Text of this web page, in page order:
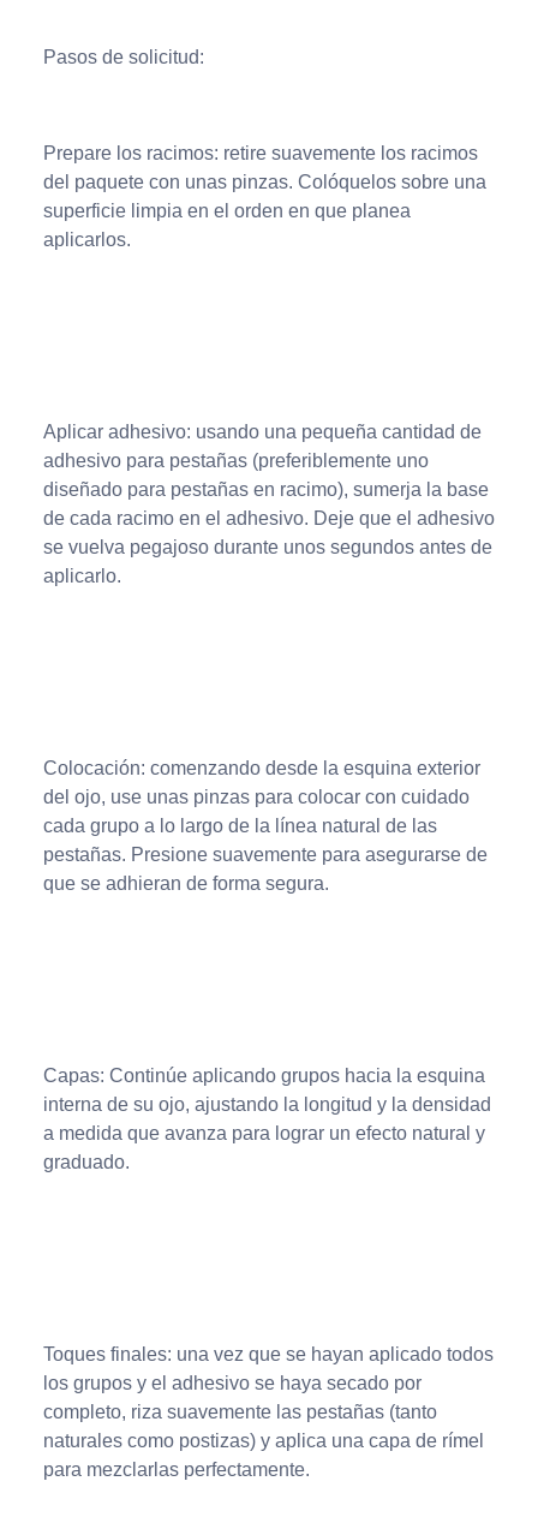
Pasos de solicitud:
Prepare los racimos: retire suavemente los racimos
del paquete con unas pinzas. Colóquelos sobre una
superficie limpia en el orden en que planea
aplicarlos.
Aplicar adhesivo: usando una pequeña cantidad de
adhesivo para pestañas (preferiblemente uno
diseñado para pestañas en racimo), sumerja la base
de cada racimo en el adhesivo. Deje que el adhesivo
se vuelva pegajoso durante unos segundos antes de
aplicarlo.
Colocación: comenzando desde la esquina exterior
del ojo, use unas pinzas para colocar con cuidado
cada grupo a lo largo de la línea natural de las
pestañas. Presione suavemente para asegurarse de
que se adhieran de forma segura.
Capas: Continúe aplicando grupos hacia la esquina
interna de su ojo, ajustando la longitud y la densidad
a medida que avanza para lograr un efecto natural y
graduado.
Toques finales: una vez que se hayan aplicado todos
los grupos y el adhesivo se haya secado por
completo, riza suavemente las pestañas (tanto
naturales como postizas) y aplica una capa de rímel
para mezclarlas perfectamente.